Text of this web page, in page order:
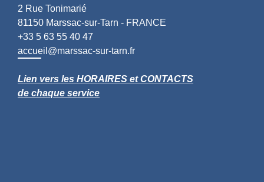
2 Rue Tonimarié
81150 Marssac-sur-Tarn - FRANCE
+33 5 63 55 40 47
accueil@marssac-sur-tarn.fr
Lien vers les HORAIRES et CONTACTS
de chaque service